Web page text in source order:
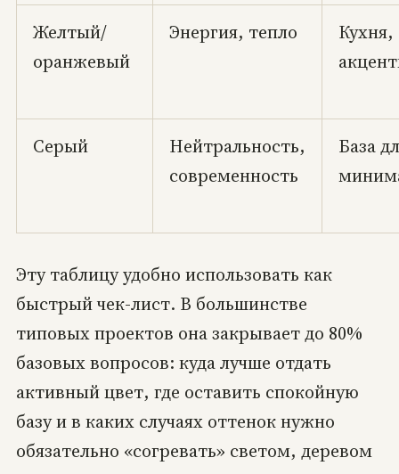
Желтый/
оранжевый
Энергия, тепло
Кухня,
Серый
Нейтральность,
современность
База
Эту таблицу удобно использовать как
быстрый чек-лист. В большинстве
типовых проектов она закрывает до 80%
базовых вопросов: куда лучше отдать
активный цвет, где оставить спокойную
базу и в каких случаях оттенок нужно
обязательно «согревать» светом, деревом